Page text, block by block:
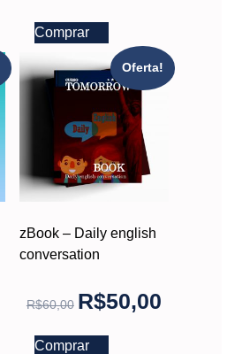
Comprar
Oferta!
zBook – Daily english
conversation
R$60,00 R$50,00
Comprar